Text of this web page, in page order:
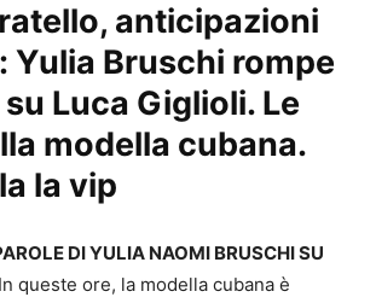
anticipazioni
Yulia Bruschi rompe
Luca Giglioli. Le
modella cubana.
la vip
DI YULIA NAOMI BRUSCHI SU
In queste ore, la modella cubana è